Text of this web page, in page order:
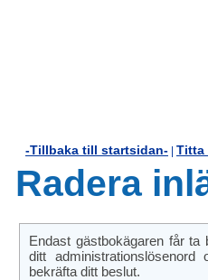
-Tillbaka till startsidan- Titta
Radera
Endast gästbokägaren får
ditt
bekräfta ditt beslut.